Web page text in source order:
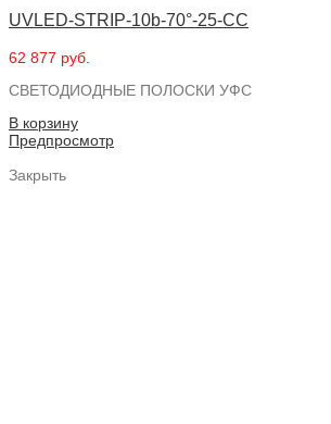
UVLED-STRIP-10b-70°-25-CC
62 877 руб.
СВЕТОДИОДНЫЕ ПОЛОСКИ УФС
В корзину
Предпросмотр
Закрыть